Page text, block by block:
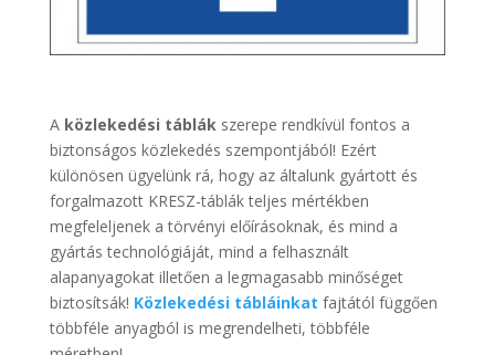
A közlekedési táblákszerepe rendkívül fontos a
biztonságos közlekedés szempontjából! Ezért
különösen ügyelünk rá, hogy az általunk gyártott és
forgalmazott KRESZ-táblák teljes mértékben
megfeleljenek a törvényi előírásoknak, és mind a
gyártás technológiáját, mind a felhasznált
alapanyagokat illetően a legmagasabb minőséget
biztosítsák! Közlekedési tábláinkat fajtától függően
többféle anyagból is megrendelheti, többféle